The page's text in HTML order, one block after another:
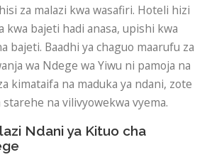
za malazi kwa wasafiri. Hoteli hizi
kwa bajeti hadi anasa, upishi kwa
bajeti. Baadhi ya chaguo maarufu za
wa Ndege wa Yiwu ni pamoja na
kimataifa na maduka ya ndani, zote
na vilivyowekwa vyema.
Ndani ya Kituo cha